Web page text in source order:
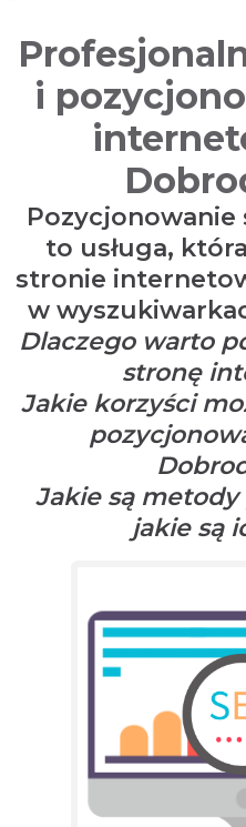
i
to usługa,
stronie
w
Dlaczego warto
stronę
Jakie korzyści
Jakie są
jakie są